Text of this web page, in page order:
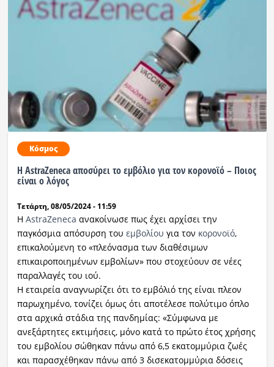
Κόσμος
Η AstraZeneca αποσύρει το εμβόλιο για τον κορονοϊό – Ποιος
είναι ο λόγος
Τετάρτη, 08/05/2024 - 11:59
Η AstraZeneca ανακοίνωσε πως έχει αρχίσει την
παγκόσμια απόσυρση του εμβολίου για τον κορονοϊό,
επικαλούμενη το «πλεόνασμα των διαθέσιμων
επικαιροποιημένων εμβολίων» που στοχεύουν σε νέες
παραλλαγές του ιού.
Η εταιρεία αναγνωρίζει ότι το εμβόλιό της είναι πλεον
παρωχημένο, τονίζει όμως ότι αποτέλεσε πολύτιμο όπλο
στα αρχικά στάδια της πανδημίας: «Σύμφωνα με
ανεξάρτητες εκτιμήσεις, μόνο κατά το πρώτο έτος χρήσης
του εμβολίου σώθηκαν πάνω από 6,5 εκατομμύρια ζωές
και παρασχέθηκαν πάνω από 3 δισεκατομμύρια δόσεις